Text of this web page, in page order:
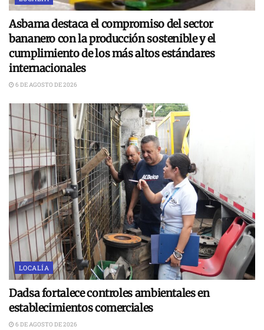
Asbama destaca el compromiso del sector
bananero con la producción sostenible y el
cumplimiento de los más altos estándares
internacionales
6 DE AGOSTO DE 2026
LOCALÍA
Dadsa fortalece controles ambientales en
establecimientos comerciales
6 DE AGOSTO DE 2026